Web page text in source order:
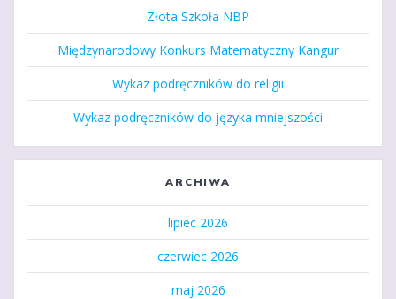
Złota Szkoła NBP
Międzynarodowy Konkurs Matematyczny Kangur
Wykaz podręczników do religii
Wykaz podręczników do języka mniejszości
ARCHIWA
lipiec 2026
czerwiec 2026
maj 2026